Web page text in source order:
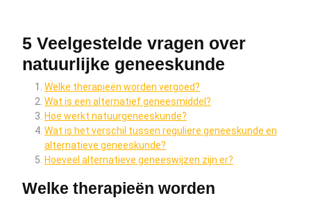
5 Veelgestelde vragen over
natuurlijke geneeskunde
Welke therapieën worden vergoed?
Wat is een alternatief geneesmiddel?
Hoe werkt natuurgeneeskunde?
Wat is het verschil tussen reguliere geneeskunde en
alternatieve geneeskunde?
Hoeveel alternatieve geneeswijzen zijn er?
Welke therapieën worden